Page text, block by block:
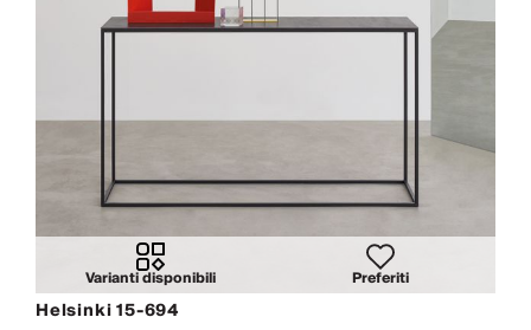
Varianti disponibili Preferiti
Helsinki 15-694